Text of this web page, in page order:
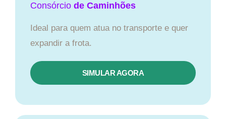
Consórcio de Caminhões
Ideal para quem atua no transporte e quer
expandir a frota.
SIMULAR AGORA